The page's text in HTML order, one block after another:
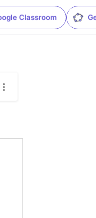
Classroom